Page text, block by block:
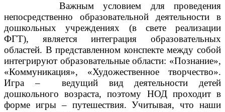
Важным условием для проведения
непосредственно образовательной деятельности в
дошкольных учреждениях (в свете реализации
ФГТ), является интеграция образовательных
областей. В представленном конспекте между собой
интегрируют образовательные области: «Познание»,
«Коммуникация», «Художественное творчество».
Игра – ведущий вид деятельности детей
дошкольного возраста, поэтому НОД проходит в
форме игры – путешествия. Учитывая, что наши